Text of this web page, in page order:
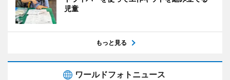
児童
もっと見る
ワールドフォトニュース